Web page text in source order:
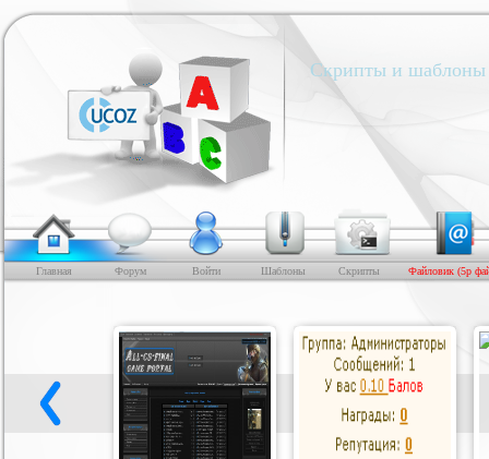
Скрипты и шаблоны
Главная Форум Войти Шаблоны Скрипты Файловик (5р